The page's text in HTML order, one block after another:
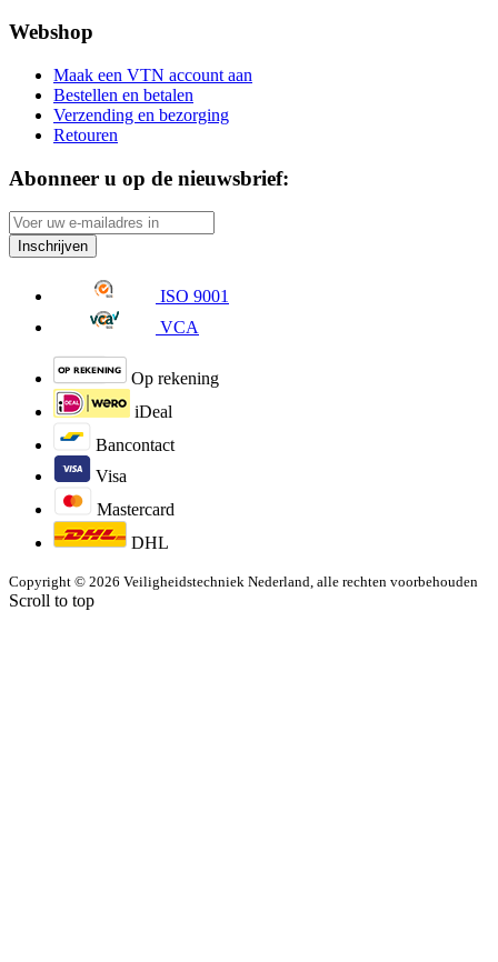
Webshop
Maak een VTN account aan
Bestellen en betalen
Verzending en bezorging
Retouren
Abonneer u op de nieuwsbrief:
Inschrijven
ISO 9001
VCA
Op rekening
iDeal
Bancontact
Visa
Mastercard
DHL
Copyright © 2026 Veiligheidstechniek Nederland, alle rechten voorbehouden
Scroll to top